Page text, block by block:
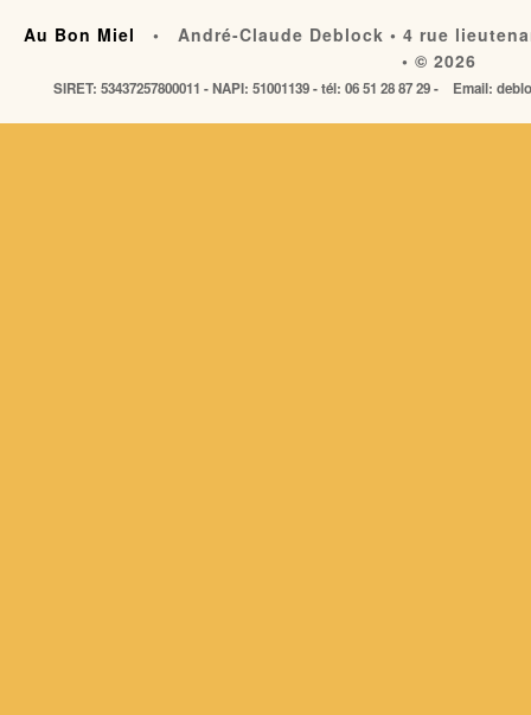
Au Bon Miel
• André-Claude Deblock • 4 rue
• © 2026
SIRET: 53437257800011 - NAPI: 51001139 - tél: 06 51 28 87 29 - Email: